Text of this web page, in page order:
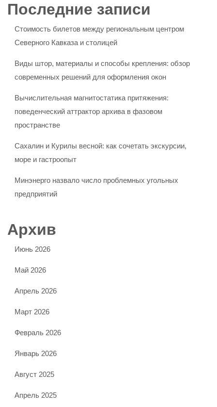
Последние записи
Стоимость билетов между региональным центром
Северного Кавказа и столицей
Виды штор, материалы и способы крепления: обзор
современных решений для оформления окон
Вычислительная магнитостатика притяжения:
поведенческий аттрактор архива в фазовом
пространстве
Сахалин и Курилы весной: как сочетать экскурсии,
море и гастроопыт
Минэнерго назвало число проблемных угольных
предприятий
Архив
Июнь 2026
Май 2026
Апрель 2026
Март 2026
Февраль 2026
Январь 2026
Август 2025
Апрель 2025